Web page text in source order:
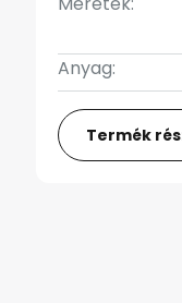
Anyag:
Termék